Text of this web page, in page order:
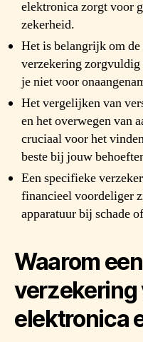
elektronica zorgt voor
zekerheid.
Het is belangrijk om
verzekering zorgvuldig
je niet voor
Het vergelijken van
en het overwegen van
cruciaal voor het
beste bij jouw
Een specifieke
financieel voordeliger
apparatuur bij schade
Waarom
verzekering
elektronica